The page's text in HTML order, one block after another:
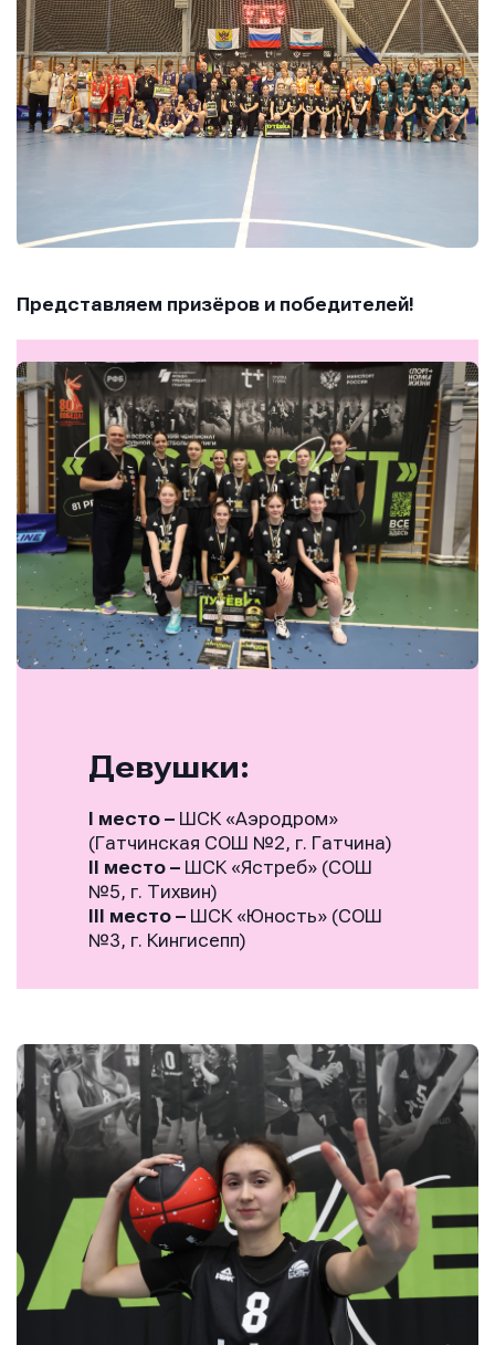
Представляем призёров и победителей!
Девушки:
I место – ШСК «Аэродром»
(Гатчинская СОШ №2, г. Гатчина)
II место – ШСК «Ястреб» (СОШ
№5, г. Тихвин)
III место – ШСК «Юность» (СОШ
№3, г. Кингисепп)